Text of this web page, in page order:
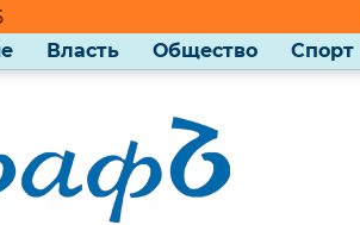
Власть Общество Спорт